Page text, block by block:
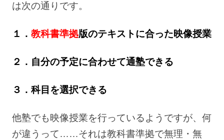
は次の通りです。
１． 教科書準拠版のテキストに合った映像授業
２．自分の予定に合わせて通塾できる
３．科目を選択できる
他塾でも映像授業を行っているようですが、何
が違うって……それは教科書準拠で無理・無